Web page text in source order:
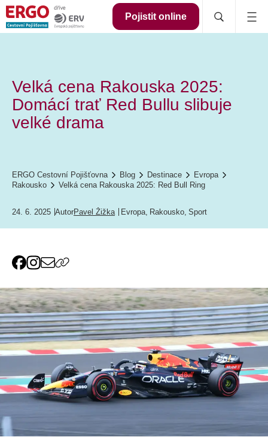
Pojistit online
Velká cena Rakouska 2025:
Domácí trať Red Bullu slibuje
velké drama
ERGO Cestovní Pojišťovna Blog Destinace
Evropa
Rakousko
Velká cena Rakouska 2025: Red Bull Ring
24. 6. 2025 AutorPavel Žižka Evropa, Rakousko, Sport